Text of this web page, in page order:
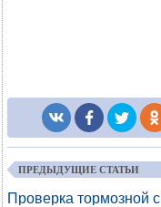
ПРЕДЫДУЩИЕ СТАТЬИ
Проверка тормозной